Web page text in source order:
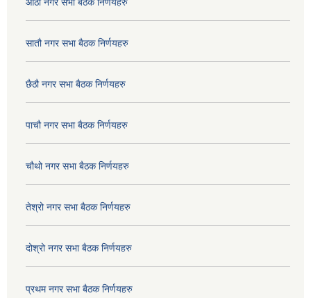
आठौ नगर सभा बैठक निर्णयहरु
सातौ नगर सभा बैठक निर्णयहरु
छैठौ नगर सभा बैठक निर्णयहरु
पाचौ नगर सभा बैठक निर्णयहरु
चौथो नगर सभा बैठक निर्णयहरु
तेश्रो नगर सभा बैठक निर्णयहरु
दोश्रो नगर सभा बैठक निर्णयहरु
प्रथम नगर सभा बैठक निर्णयहरु